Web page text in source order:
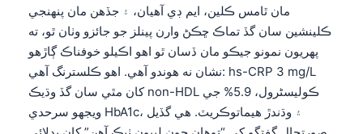
مان ٿامس ڪلين، ايم ڊي آهيان، ۽ جڏهن مان پنهنجي
ڪلينشين سان گڏ تماڪ ڇڪڻ وارن پينلز جو جائزو وٺان ٿو، ته
پهريون نمونو جيڪو مان ڏسان ٿو اهو اڪيلو خوفناڪ ڳاڙهو
نشان نه هوندو آهي. اهو ڪلسترنگ آهي: hs-CRP 3 mg/L
کان مٿي سان گڏ وڌيڪ non-HDL ڪوليسٹرول، 5.9% جي
ويجهو سرحدي HbA1c، ۽ وڌندڙ هيماتوڪريٽ. هي گڏيل